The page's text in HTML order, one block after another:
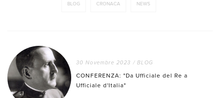
BLOG CRONACA NEWS
30 Novembre 2023 / BLOG
CONFERENZA: "Da Ufficiale del Re a
Ufficiale d'Italia"